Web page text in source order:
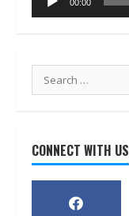
00:00
Search
for:
CONNECT WITH US